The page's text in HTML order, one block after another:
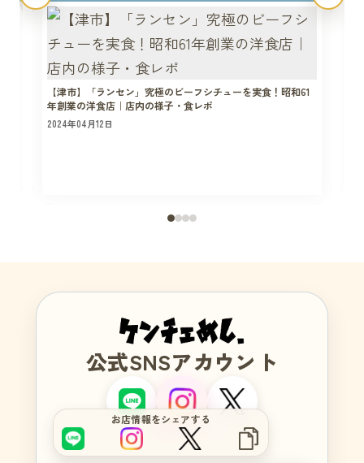
【津市】「ランセン」究極のビーフシチューを実食！昭和61
年創業の洋食店｜店内の様子・食レポ
2024年04月12日
公式SNSアカウント
週5本以上
お店情報をシェアする
サイトをもっと良くするブヒ？